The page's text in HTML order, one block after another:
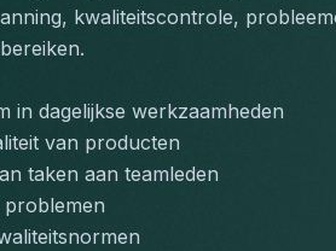
kwaliteitscontrole,
in dagelijkse werkzaamheden
van producten
taken aan teamleden